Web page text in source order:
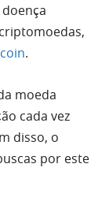
.
moeda
cada vez
disso, o
por este